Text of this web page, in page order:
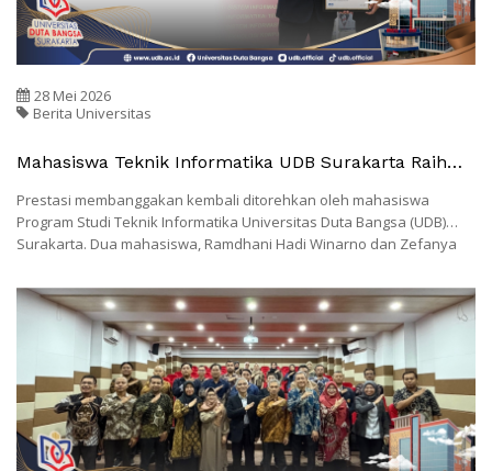
28 Mei 2026
Berita Universitas
Mahasiswa Teknik Informatika UDB Surakarta Raih
Independen
Prestasi membanggakan kembali ditorehkan oleh mahasiswa
Program Studi Teknik Informatika Universitas Duta Bangsa (UDB)
Surakarta. Dua mahasiswa, Ramdhani Hadi Winarno dan Zefanya